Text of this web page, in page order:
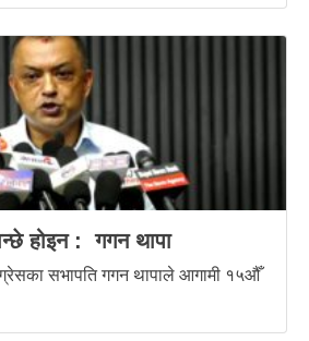
होइन : गगन थापा
सभापति गगन थापाले आगामी १५औँ